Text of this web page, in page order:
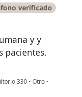
verificado
y y
pacientes.
330 • Otro •